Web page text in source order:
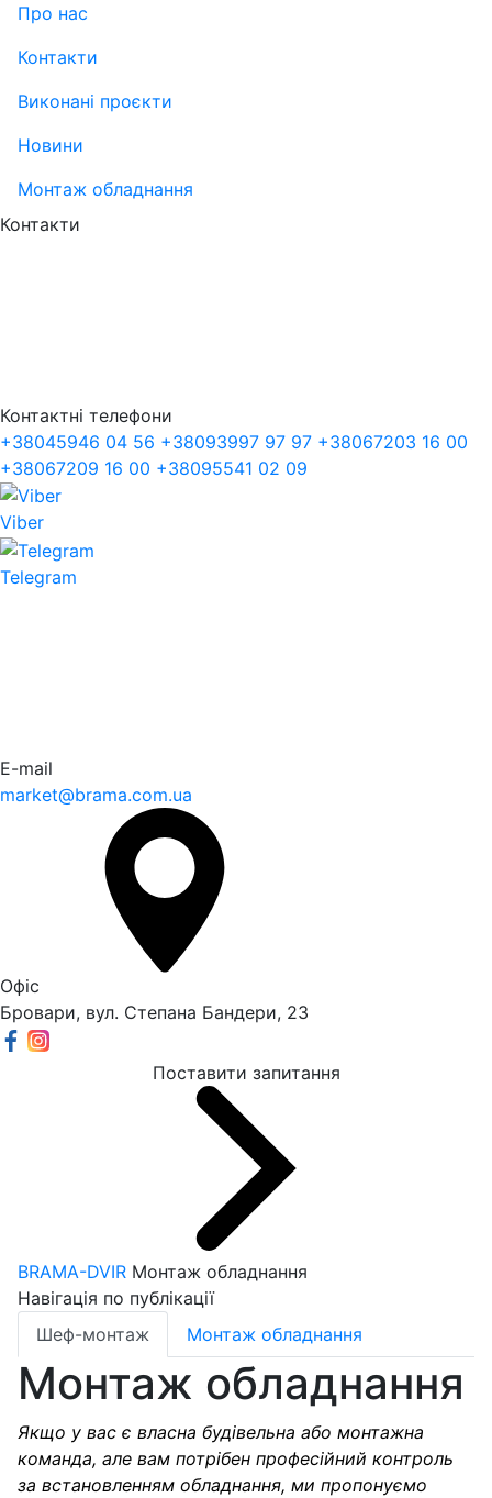
Про нас
Контакти
Виконані проєкти
Новини
Монтаж обладнання
Контакти
Контактні телефони
+38045946 04 56 +38093997 97 97 +38067203 16 00
+38067209 16 00 +38095541 02 09
Viber
Telegram
E-mail
market@brama.com.ua
Офіс
Бровари, вул. Степана Бандери, 23
Поставити запитання
BRAMA-DVIR Монтаж обладнання
Навігація по публікації
Шеф-монтаж
Монтаж обладнання
Монтаж обладнання
Якщо у вас є власна будівельна або монтажна
команда, але вам потрібен професійний контроль
за встановленням обладнання, ми пропонуємо